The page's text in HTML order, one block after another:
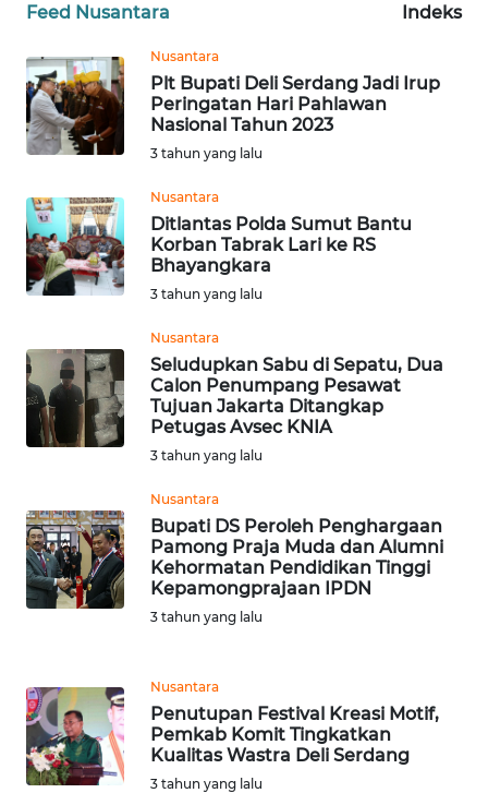
Feed Nusantara Indeks
Nusantara
Plt Bupati Deli Serdang Jadi Irup
Peringatan Hari Pahlawan
Nasional Tahun 2023
3 tahun yang lalu
Nusantara
Ditlantas Polda Sumut Bantu
Korban Tabrak Lari ke RS
Bhayangkara
3 tahun yang lalu
Nusantara
Seludupkan Sabu di Sepatu, Dua
Calon Penumpang Pesawat
Tujuan Jakarta Ditangkap
Petugas Avsec KNIA
3 tahun yang lalu
Nusantara
Bupati DS Peroleh Penghargaan
Pamong Praja Muda dan Alumni
Kehormatan Pendidikan Tinggi
Kepamongprajaan IPDN
3 tahun yang lalu
Nusantara
Penutupan Festival Kreasi Motif,
Pemkab Komit Tingkatkan
Kualitas Wastra Deli Serdang
3 tahun yang lalu
WN
PAPUA
BARAT
WN
WN
SERAMBI
WN
SULTRA
WN
SULTENG
WN
BABEL